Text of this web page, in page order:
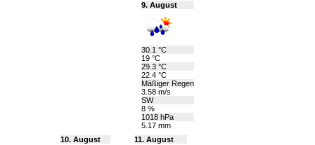
9. August
30.1 °C
19 °C
29.3 °C
22.4 °C
Mäßiger Regen
3.58 m/s
SW
8 %
1018 hPa
5.17 mm
10. August
11. August